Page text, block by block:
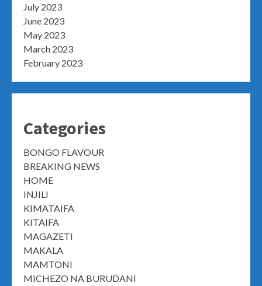
July 2023
June 2023
May 2023
March 2023
February 2023
Categories
BONGO FLAVOUR
BREAKING NEWS
HOME
INJILI
KIMATAIFA
KITAIFA
MAGAZETI
MAKALA
MAMTONI
MICHEZO NA BURUDANI